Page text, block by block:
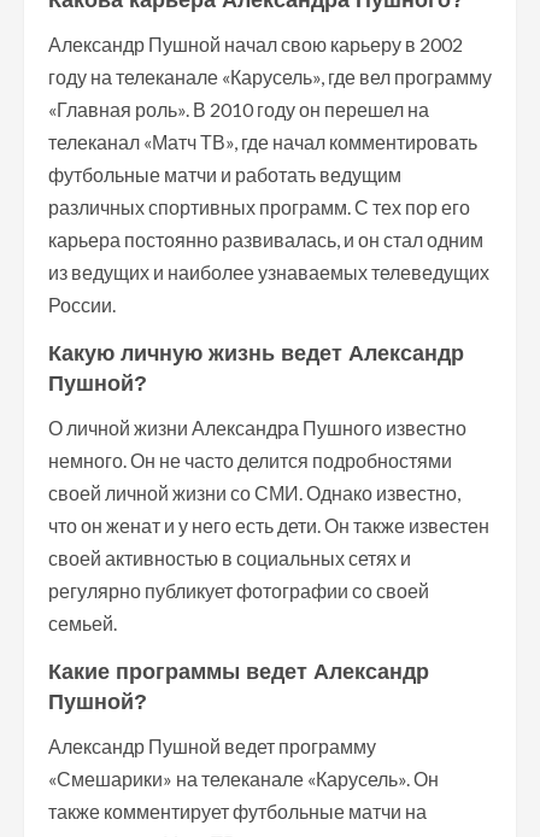
Александр Пушной начал свою карьеру в 2002
году на телеканале «Карусель», где вел программу
«Главная роль». В 2010 году он перешел на
телеканал «Матч ТВ», где начал комментировать
футбольные матчи и работать ведущим
различных спортивных программ. С тех пор его
карьера постоянно развивалась, и он стал одним
из ведущих и наиболее узнаваемых телеведущих
России.
Какую личную жизнь ведет Александр
Пушной?
О личной жизни Александра Пушного известно
немного. Он не часто делится подробностями
своей личной жизни со СМИ. Однако известно,
что он женат и у него есть дети. Он также известен
своей активностью в социальных сетях и
регулярно публикует фотографии со своей
семьей.
Какие программы ведет Александр
Пушной?
Александр Пушной ведет программу
«Смешарики» на телеканале «Карусель». Он
также комментирует футбольные матчи на